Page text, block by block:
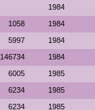
1984
1058 1984
5997 1984
146734 1984
6005 1985
6234 1985
6234 1985